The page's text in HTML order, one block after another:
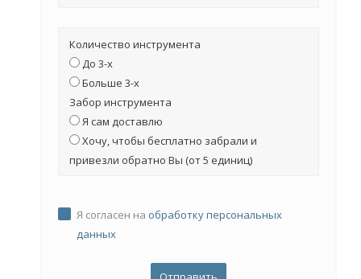
Количество инструмента
До 3-х
Больше 3-х
Забор инструмента
Я сам доставлю
Хочу, чтобы бесплатно забрали и
привезли обратно Вы (от 5 единиц)
Я согласен на обработку персональных
данных